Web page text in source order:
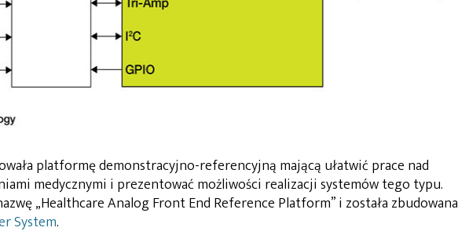
platformę demonstracyjno-referencyjną mającą ułatwić prace nad
medycznymi i prezentować możliwości realizacji systemów tego typu.
„Healthcare Analog Front End Reference Platform” i została zbudowana
System.